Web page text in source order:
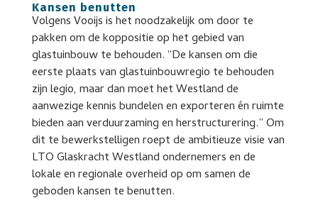
Kansen benutten
Volgens Vooijs is het noodzakelijk om door te
pakken om de koppositie op het gebied van
glastuinbouw te behouden. “De kansen om die
eerste plaats van glastuinbouwregio te behouden
zijn legio, maar dan moet het Westland de
aanwezige kennis bundelen en exporteren én ruimte
bieden aan verduurzaming en herstructurering.” Om
dit te bewerkstelligen roept de ambitieuze visie van
LTO Glaskracht Westland ondernemers en de
lokale en regionale overheid op om samen de
geboden kansen te benutten.